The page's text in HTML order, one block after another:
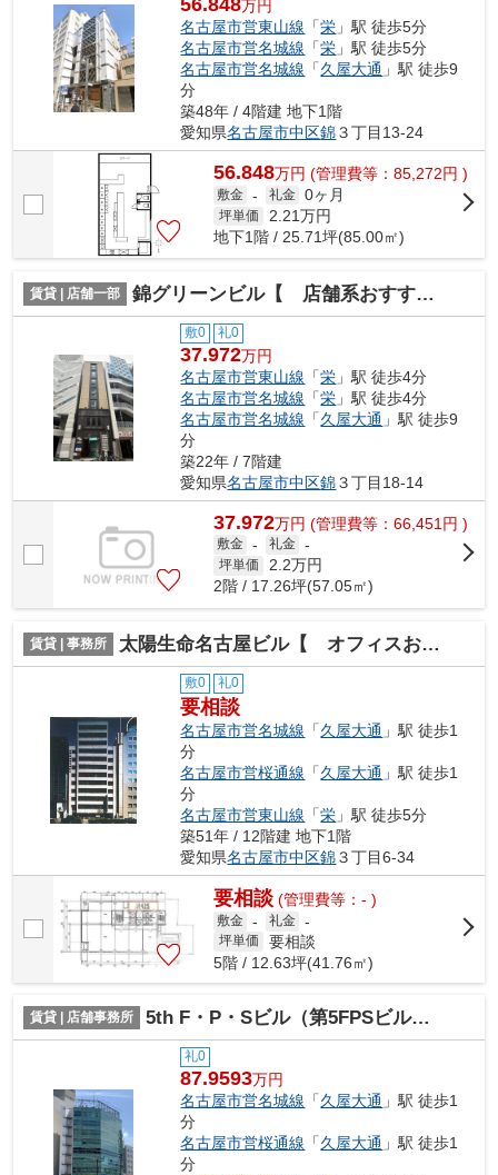
万円
名古屋市営東山線 「栄 」駅 徒歩5分
名古屋市営名城線 「栄 」駅 徒歩5分
名古屋市営名城線 「久屋大通 」駅 徒歩9
分
築48年 / 4階建 地下1階
愛知県名古屋市中区錦３丁目13-24
56.848万円 (管理費等：85,272円 )
敷金 - 礼金 0ヶ月
坪単価 2.21万円
地下1階 / 25.71坪(85.00㎡)
賃貸 | 店舗一部 錦グリーンビル【 店舗系おすすめ 】
敷0 礼0
37.972万円
名古屋市営東山線 「栄 」駅 徒歩4分
名古屋市営名城線 「栄 」駅 徒歩4分
名古屋市営名城線 「久屋大通 」駅 徒歩9
分
築22年 / 7階建
愛知県名古屋市中区錦３丁目18-14
37.972万円 (管理費等：66,451円 )
敷金 - 礼金 -
坪単価 2.2万円
2階 / 17.26坪(57.05㎡)
賃貸 | 事務所 太陽生命名古屋ビル【 オフィスおすすめ 】
敷0 礼0
要相談
名古屋市営名城線 「久屋大通 」駅 徒歩1
分
名古屋市営桜通線 「久屋大通 」駅 徒歩1
分
名古屋市営東山線 「栄 」駅 徒歩5分
築51年 / 12階建 地下1階
愛知県名古屋市中区錦３丁目6-34
要相談 (管理費等：- )
敷金 - 礼金 -
坪単価
要相談
5階 / 12.63坪(41.76㎡)
賃貸 | 店舗事務所 5th F・P・Sビル（第5FPSビル）【 オフィスおすすめ 】
礼0
87.9593万円
名古屋市営名城線 「久屋大通 」駅 徒歩1
分
名古屋市営桜通線 「久屋大通 」駅 徒歩1
分